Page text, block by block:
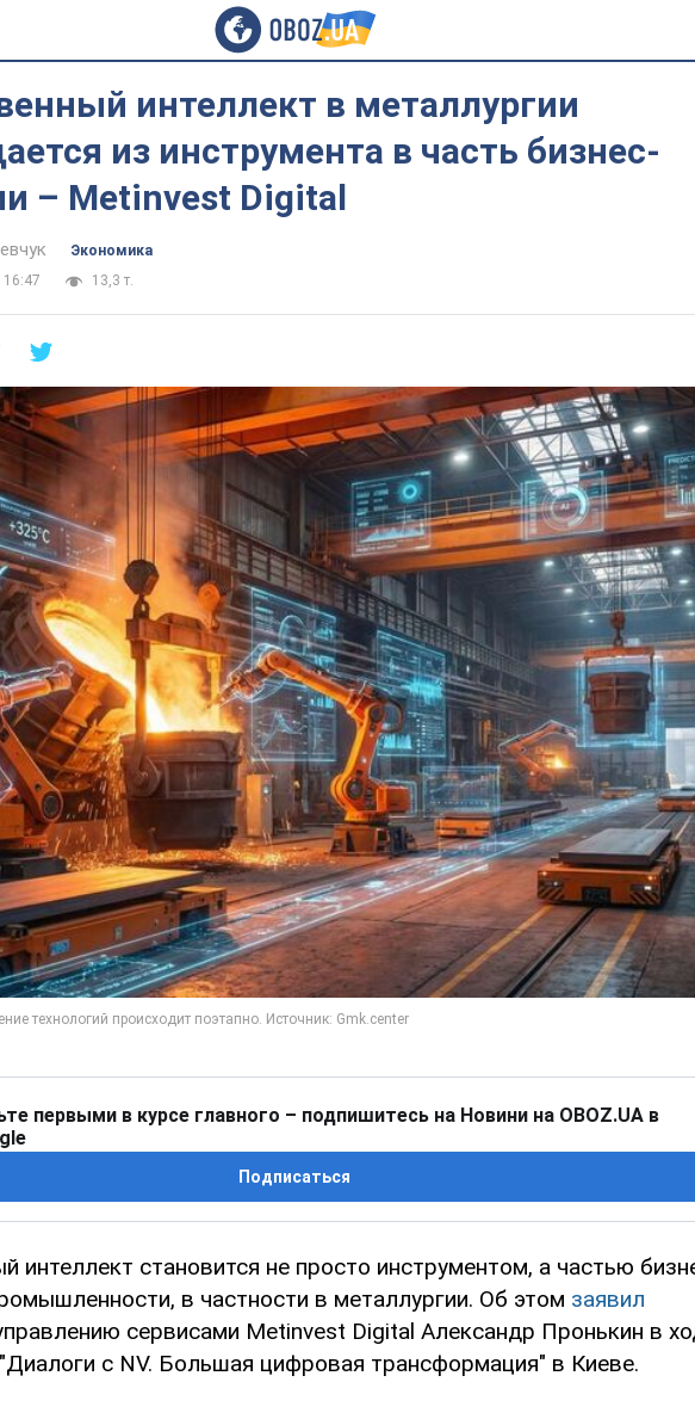
интеллект в металлургии
из инструмента в часть бизнес-
– Metinvest Digital
Экономика
16:47
13,3 т.
первыми в курсе главного – подпишитесь на Новини на OBOZ.UA в
Подписаться
интеллект становится не просто инструментом, а частью
в частности в металлургии. Об этом заявил
сервисами Metinvest Digital Александр Пронькин в
с NV. Большая цифровая трансформация" в Киеве.